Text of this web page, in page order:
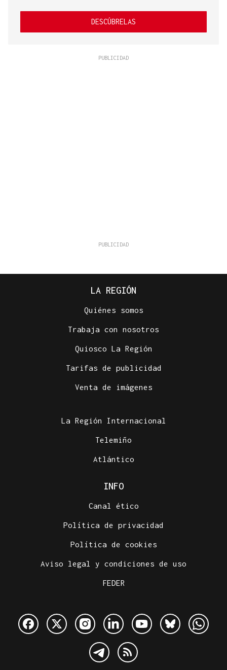
DESCÚBRELAS
LA REGIÓN
Quiénes somos
Trabaja con nosotros
Quiosco La Región
Tarifas de publicidad
Venta de imágenes
La Región Internacional
Telemiño
Atlántico
INFO
Canal ético
Política de privacidad
Política de cookies
Aviso legal y condiciones de uso
FEDER